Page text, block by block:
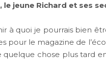
jeune Richard et ses
à quoi je pourrais bien
pour le magazine de
quelque chose plus tard